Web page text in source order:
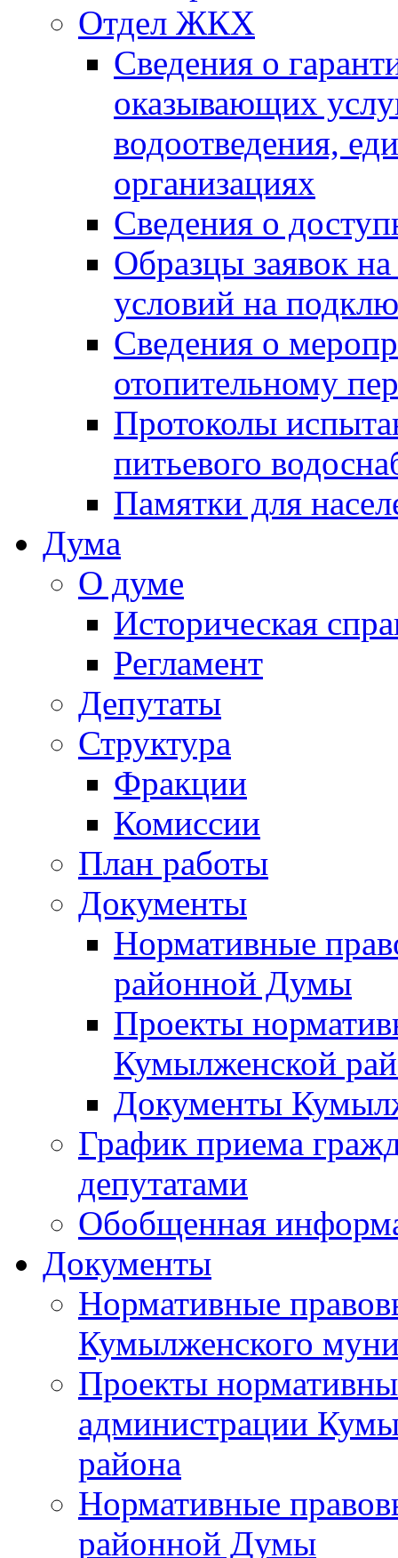
Отдел ЖКХ
Сведения о
оказывающих
водоотведения,
организациях
Сведения о
Образцы заявок
условий на
Сведения о
отопительному
Протоколы
питьевого
Памятки для
Дума
О думе
Историческая
Регламент
Депутаты
Структура
Фракции
Комиссии
План работы
Документы
Нормативные
районной Думы
Проекты
Кумылженской
Документы
График приема
депутатами
Обобщенная
Документы
Нормативные
Кумылженского
Проекты
администрации
района
Нормативные
районной Думы